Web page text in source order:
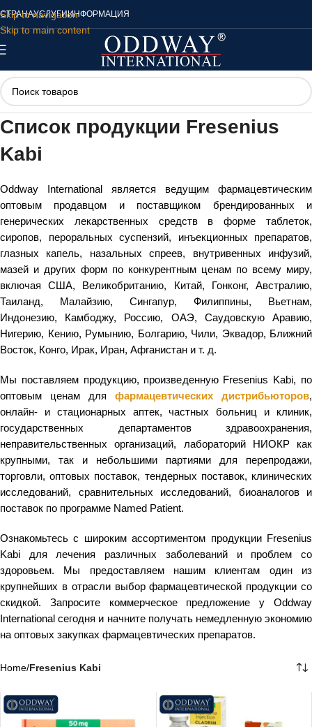
Skip to navigation
Skip to main content
СТРАНАУСЛУГИИНФОРМАЦИЯ
Список продукции Fresenius
Kabi
Oddway International является ведущим фармацевтическим
оптовым продавцом и поставщиком брендированных и
генерических лекарственных средств в форме таблеток,
сиропов, пероральных суспензий, инъекционных препаратов,
глазных капель, назальных спреев, внутривенных инфузий,
мазей и других форм по конкурентным ценам по всему миру,
включая США, Великобританию, Китай, Гонконг, Австралию,
Таиланд, Малайзию, Сингапур, Филиппины, Вьетнам,
Индонезию, Камбоджу, Россию, ОАЭ, Саудовскую Аравию,
Нигерию, Кению, Румынию, Болгарию, Чили, Эквадор, Ближний
Восток, Конго, Ирак, Иран, Афганистан и т. д.
Мы поставляем продукцию, произведенную Fresenius Kabi, по
оптовым ценам для фармацевтических дистрибьюторов,
онлайн- и стационарных аптек, частных больниц и клиник,
государственных департаментов здравоохранения,
неправительственных организаций, лабораторий НИОКР как
крупными, так и небольшими партиями для перепродажи,
торговли, оптовых поставок, тендерных поставок, клинических
исследований, сравнительных исследований, биоаналогов и
поставок по программе Named Patient.
Ознакомьтесь с широким ассортиментом продукции Fresenius
Kabi для лечения различных заболеваний и проблем со
здоровьем. Мы предоставляем нашим клиентам один из
крупнейших в отрасли выбор фармацевтической продукции со
скидкой. Запросите коммерческое предложение у Oddway
International сегодня и начните получать немедленную экономию
на оптовых закупках фармацевтических препаратов.
Home/Fresenius Kabi